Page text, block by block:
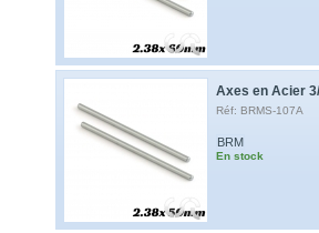
Axes en Acier
Réf: BRMS-107A
BRM
En stock